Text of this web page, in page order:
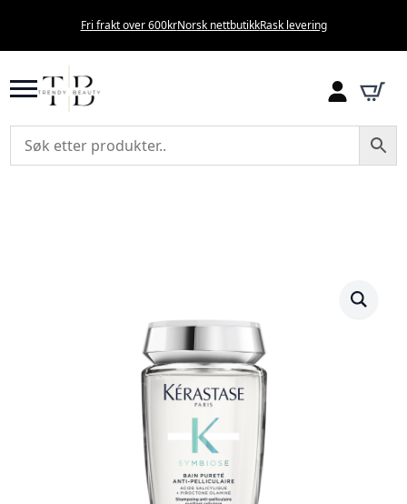
Fri frakt over 600krNorsk nettbutikkRask levering